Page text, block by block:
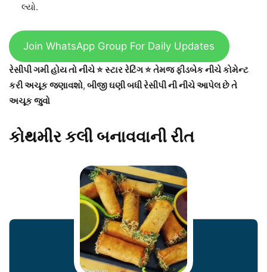
લ્યો.
Join WhatsApp Group For Daily Updates
રેસીપી ગમી હોય તો નીચે ⭐ સ્ટાર રેટિંગ ⭐ તેમજ ફીડબેક નીચે કોમેન્ટ
કરી અચૂક જણાવશો, બીજી ઘણી બધી રેસીપી ની નીચે આપેલ છે તે
અચૂક જુવો
કોથમીર કલી બનાવવાની રીત